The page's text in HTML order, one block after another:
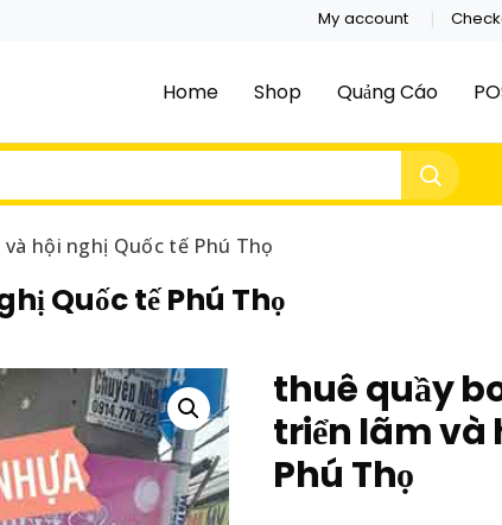
My account
Home Shop Quảng Cáo
hội nghị Quốc tế Phú Thọ
Quốc tế Phú Thọ
thuê quầy
triển lãm và
Phú Thọ